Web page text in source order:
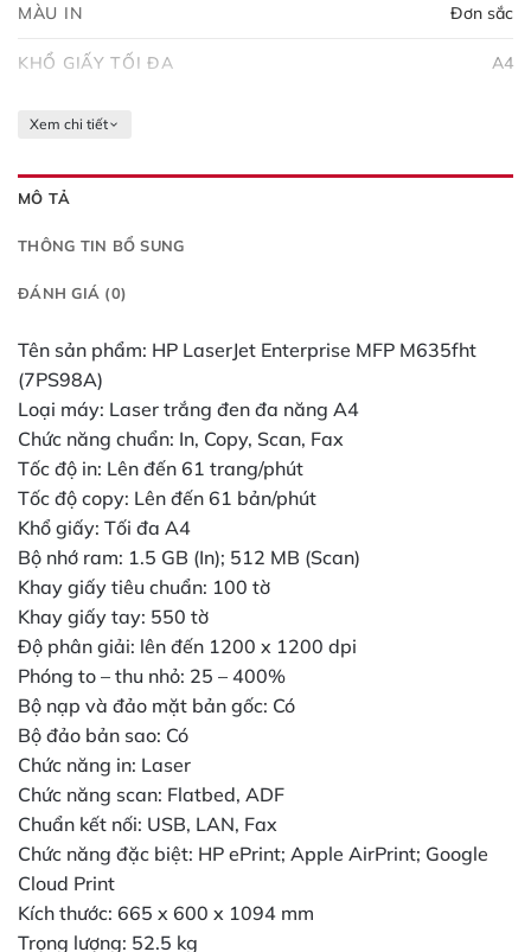
tháng Giao hàng: Miễn phí phạm vi TP.HCM và Hà Nội
MÀU IN Đơn sắc
KHỔ GIẤY TỐI ĐA A4
Xem chi tiết
MÔ TẢ
THÔNG TIN BỔ SUNG
ĐÁNH GIÁ (0)
Tên sản phẩm: HP LaserJet Enterprise MFP M635fht
(7PS98A)
Loại máy: Laser trắng đen đa năng A4
Chức năng chuẩn: In, Copy, Scan, Fax
Tốc độ in: Lên đến 61 trang/phút
Tốc độ copy: Lên đến 61 bản/phút
Khổ giấy: Tối đa A4
Bộ nhớ ram: 1.5 GB (In); 512 MB (Scan)
Khay giấy tiêu chuẩn: 100 tờ
Khay giấy tay: 550 tờ
Độ phân giải: lên đến 1200 x 1200 dpi
Phóng to – thu nhỏ: 25 – 400%
Bộ nạp và đảo mặt bản gốc: Có
Bộ đảo bản sao: Có
Chức năng in: Laser
Chức năng scan: Flatbed, ADF
Chuẩn kết nối: USB, LAN, Fax
Chức năng đặc biệt: HP ePrint; Apple AirPrint; Google
Cloud Print
Kích thước: 665 x 600 x 1094 mm
Trọng lượng: 52.5 kg